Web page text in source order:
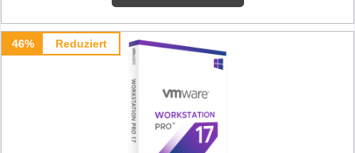
46% Reduziert